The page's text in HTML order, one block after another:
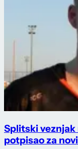
Splitski veznjak
potpisao za